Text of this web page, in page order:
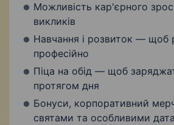
Можливість кар'єрного
викликів
Навчання і розвиток — щоб
професійно
Піца на обід — щоб
протягом дня
Бонуси, корпоративний
святами та особливими